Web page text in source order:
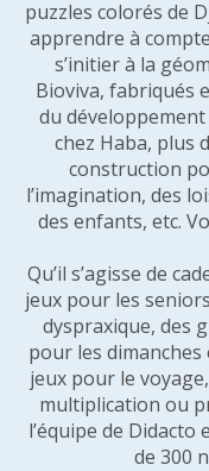
puzzles colorés de
apprendre à
s’initier à la
Bioviva, fabriqués
du développement
chez Haba, plus
construction
l’imagination, des
des enfants, etc.
Qu’il s’agisse de
jeux pour les
dyspraxique, des
pour les
jeux pour le
multiplication ou
l’équipe de
de 300